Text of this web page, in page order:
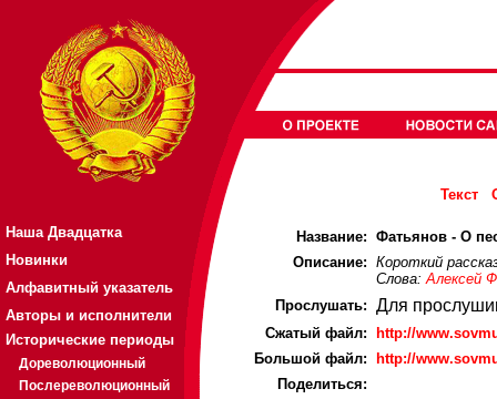
Наша Двадцатка
Новинки
Алфавитный указатель
Авторы и исполнители
Исторические периоды
Дореволюционный
Послереволюционный
Текст
Название: Фатьянов - О
Описание: Короткий
Слова:Алексей
Прослушать: Для
Cжатый файл:
http://
Большой файл:
http://
Поделиться: